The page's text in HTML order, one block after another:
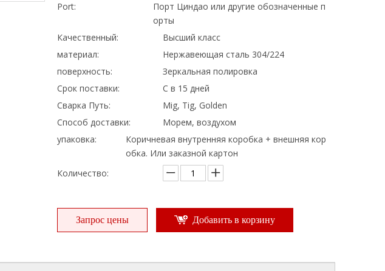
Port:
Порт Циндао или другие обозначенные п
орты
Качественный:
Высший класс
материал:
Нержавеющая сталь 304/224
поверхность:
Зеркальная полировка
Срок поставки:
С в 15 дней
Сварка Путь:
Mig, Tig, Golden
Способ доставки:
Морем, воздухом
упаковка:
Коричневая внутренняя коробка + внешняя кор
обка. Или заказной картон
Количество:
Запрос цены Добавить в корзину